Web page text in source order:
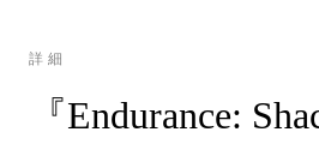
詳細
『Endurance: